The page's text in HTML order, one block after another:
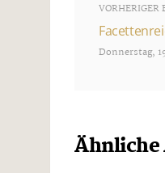
VORHERIGER
Donnerstag,